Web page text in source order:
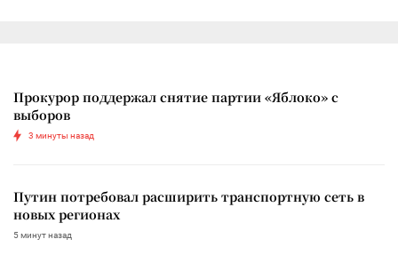
Прокурор поддержал снятие партии «Яблоко» с
выборов
3 минуты назад
Путин потребовал расширить транспортную сеть в
новых регионах
5 минут назад